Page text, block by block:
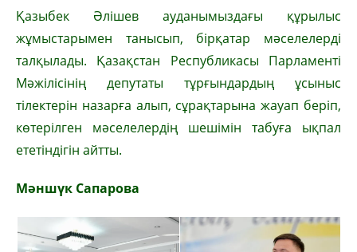
Қазыбек Әлішев ауданымыздағы құрылыс
жұмыстарымен танысып, бірқатар мәселелерді
талқылады. Қазақстан Республикасы Парламенті
Мәжілісінің депутаты тұрғындардың ұсыныс
тілектерін назарға алып, сұрақтарына жауап беріп,
көтерілген мәселелердің шешімін табуға ықпал
ететіндігін айтты.
Мәншүк Сапарова